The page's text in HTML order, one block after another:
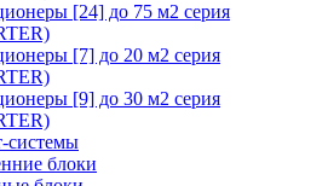
[24] до 75 м2 серия
[7] до 20 м2 серия
[9] до 30 м2 серия
системы
блоки